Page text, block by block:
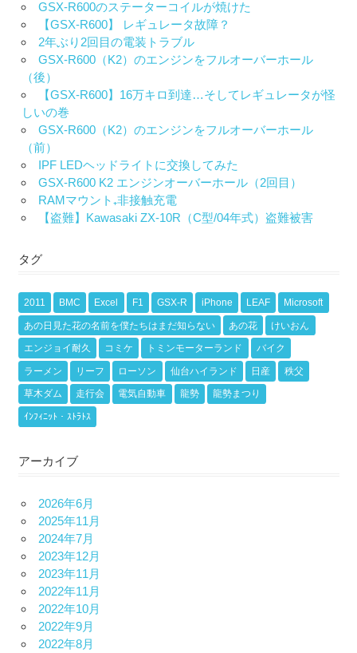
GSX-R600のステーターコイルが焼けた
【GSX-R600】 レギュレータ故障？
2年ぶり2回目の電装トラブル
GSX-R600（K2）のエンジンをフルオーバーホール
（後）
【GSX-R600】16万キロ到達…そしてレギュレータが怪
しいの巻
GSX-R600（K2）のエンジンをフルオーバーホール
（前）
IPF LEDヘッドライトに交換してみた
GSX-R600 K2 エンジンオーバーホール（2回目）
RAMマウント₊非接触充電
【盗難】Kawasaki ZX-10R（C型/04年式）盗難被害
タグ
2011 BMC Excel F1 GSX-R iPhone LEAF Microsoft
あの日見た花の名前を僕たちはまだ知らない あの花 けいおん
エンジョイ耐久 コミケ トミンモーターランド バイク
ラーメン リーフ ローソン 仙台ハイランド 日産 秩父
草木ダム 走行会 電気自動車 龍勢 龍勢まつり
ｲﾝﾌｨﾆｯﾄ・ｽﾄﾗﾄｽ
アーカイブ
2026年6月
2025年11月
2024年7月
2023年12月
2023年11月
2022年11月
2022年10月
2022年9月
2022年8月